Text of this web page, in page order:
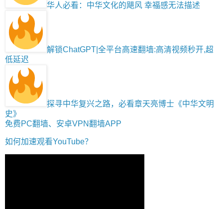
华人必看：中华文化的飓风 幸福感无法描述
解锁ChatGPT|全平台高速翻墙:高清视频秒开,超
低延迟
探寻中华复兴之路，必看章天亮博士《中华文明
史》
免费PC翻墙、安卓VPN翻墙APP
如何加速观看YouTube？